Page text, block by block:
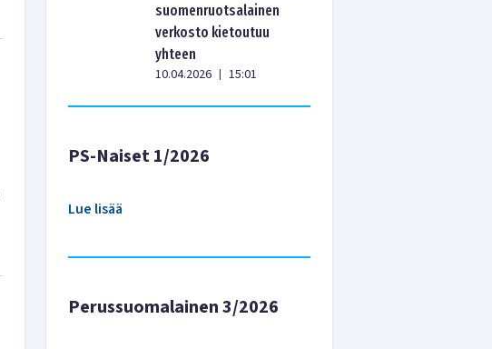
suomenruotsalainen
verkosto kietoutuu
yhteen
10.04.2026 | 15:01
PS-Naiset 1/2026
Lue lisää
Perussuomalainen 3/2026